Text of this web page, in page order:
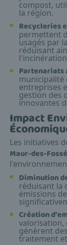
compost,
la région.
Recycleries
permettent
usagés par
réduisant
Partenariats
municipalité
entreprises
gestion des
innovantes
Impact
Les initiatives
Maur-des-
Diminution
réduisant la
émissions
Création
valorisation,
génèrent
traitement